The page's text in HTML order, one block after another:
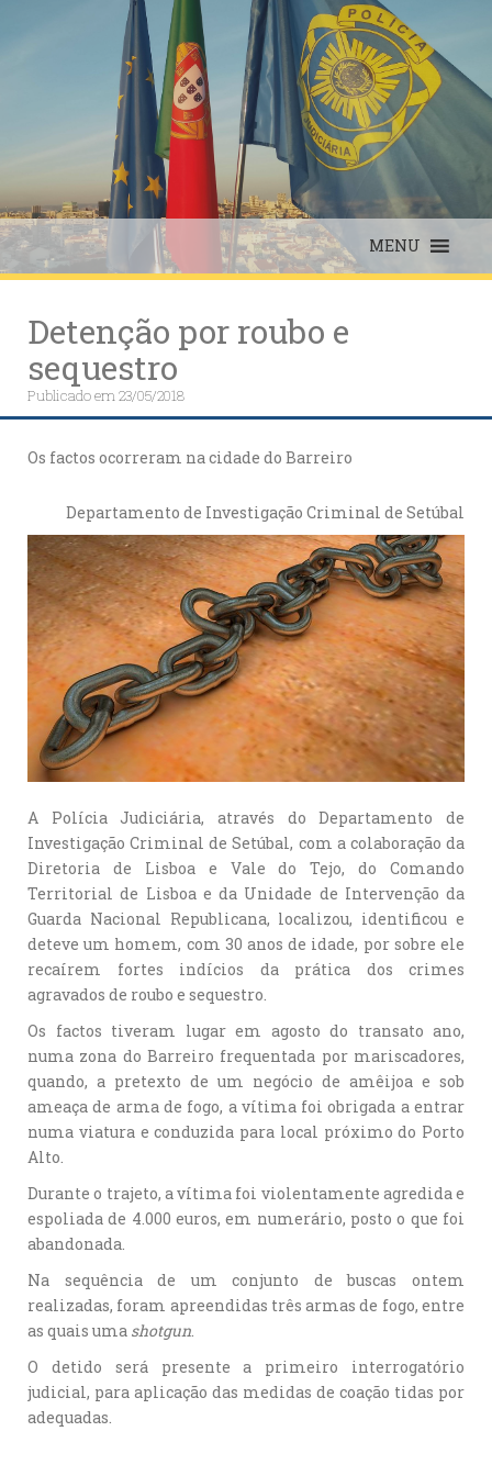
MENU
Detenção por roubo e
sequestro
Publicado em23/05/2018
Os factos ocorreram na cidade do Barreiro
Departamento de Investigação Criminal de Setúbal
A Polícia Judiciária, através do Departamento de
Investigação Criminal de Setúbal, com a colaboração da
Diretoria de Lisboa e Vale do Tejo, do Comando
Territorial de Lisboa e da Unidade de Intervenção da
Guarda Nacional Republicana, localizou, identificou e
deteve um homem, com 30 anos de idade, por sobre ele
recaírem fortes indícios da prática dos crimes
agravados de roubo e sequestro.
Os factos tiveram lugar em agosto do transato ano,
numa zona do Barreiro frequentada por mariscadores,
quando, a pretexto de um negócio de amêijoa e sob
ameaça de arma de fogo, a vítima foi obrigada a entrar
numa viatura e conduzida para local próximo do Porto
Alto.
Durante o trajeto, a vítima foi violentamente agredida e
espoliada de 4.000 euros, em numerário, posto o que foi
abandonada.
Na sequência de um conjunto de buscas ontem
realizadas, foram apreendidas três armas de fogo, entre
as quais uma shotgun.
O detido será presente a primeiro interrogatório
judicial, para aplicação das medidas de coação tidas por
adequadas.